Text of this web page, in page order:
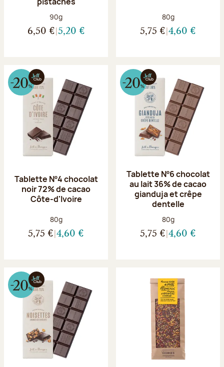
Poids net :
90g
6,50 € 5,20 €
Poids net :
80g
5,75 € 4,60 €
Tablette Nº4 chocolat
noir 72% de cacao
Côte-d'Ivoire
Poids net :
80g
5,75 € 4,60 €
Tablette Nº6 chocolat
au lait 36% de cacao
gianduja et crêpe
dentelle
Poids net :
80g
5,75 € 4,60 €